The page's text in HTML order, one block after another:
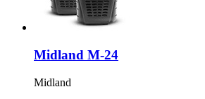
Midland M-24
Midland